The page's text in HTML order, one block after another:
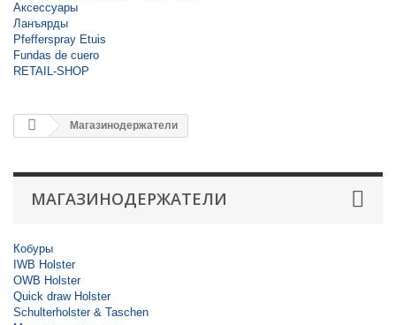
Аксессуары
Ланъярды
Pfefferspray Etuis
Fundas de cuero
RETAIL-SHOP
Магазинодержатели
МАГАЗИНОДЕРЖАТЕЛИ
Кобуры
IWB Holster
OWB Holster
Quick draw Holster
Schulterholster & Taschen